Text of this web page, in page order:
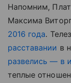
Напомним,
Максима
2016 года.
расставании в
развелись — в
теплые